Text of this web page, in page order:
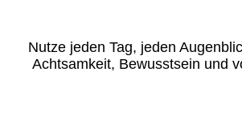
Nutze jeden Tag, jeden
Achtsamkeit, Bewusstsein und